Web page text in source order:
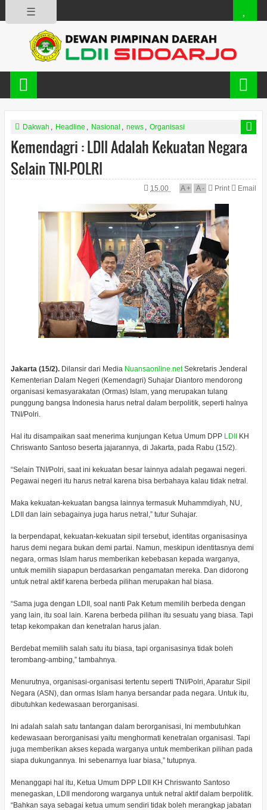
☰
Dakwah , Headline , Nasional , news , Organisasi
Kemendagri : LDII Adalah Kekuatan Negara
Selain TNI-POLRI
15.00 A+ A- Print Email
Jakarta (15/2). Dilansir dari Media Nuansaonline.netSekretaris Jenderal
Kementerian Dalam Negeri (Kemendagri) Suhajar Diantoro mendorong
organisasi kemasyarakatan (Ormas) Islam, yang merupakan tulang
punggung bangsa Indonesia harus netral dalam berpolitik, seperti halnya
TNI/Polri.
Hal itu disampaikan saat menerima kunjungan Ketua Umum DPP LDII
KH
Chriswanto Santoso beserta jajarannya, di Jakarta, pada Rabu (15/2).
“Selain TNI/Polri, saat ini kekuatan besar lainnya adalah pegawai negeri.
Pegawai negeri itu harus netral karena bisa berbahaya kalau tidak netral.
Maka kekuatan-kekuatan bangsa lainnya termasuk Muhammdiyah, NU,
LDII dan lain sebagainya juga harus netral,” tutur Suhajar.
Ia berpendapat, kekuatan-kekuatan sipil tersebut, identitas organisasinya
harus demi negara bukan demi partai. Namun, meskipun identitasnya demi
negara, ormas Islam harus memberikan kebebasan kepada warganya,
untuk memilih siapapun berdasarkan pengamatan mereka. Dan didorong
untuk netral aktif karena berbeda pilihan merupakan hal biasa.
“Sama juga dengan LDII, soal nanti Pak Ketum memilih berbeda dengan
yang lain, itu soal lain. Karena berbeda pilihan itu sesuatu yang biasa. Tapi
tetap kekompakan dan kenetralan harus jalan.
Berdebat memilih salah satu itu biasa, tapi organisasinya tidak boleh
terombang-ambing,” tambahnya.
Menurutnya, organisasi-organisasi tertentu seperti TNI/Polri, Aparatur Sipil
Negara (ASN), dan ormas Islam hanya bersandar pada negara. Untuk itu,
dibutuhkan kedewasaan berorganisasi.
Ini adalah salah satu tantangan dalam berorganisasi, Ini membutuhkan
kedewasaan berorganisasi yaitu menghormati kenetralan organisasi. Tapi
juga memberikan akses kepada warganya untuk memberikan pilihan pada
siapa dukungannya. Ini sebenarnya luar biasa,” tutupnya.
Menanggapi hal itu, Ketua Umum DPP LDII KH Chriswanto Santoso
menegaskan, LDII mendorong warganya untuk netral aktif dalam berpolitik.
“Bahkan saya sebagai ketua umum sendiri tidak boleh merangkap jabatan